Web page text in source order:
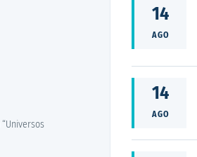
14
AGO
14
AGO